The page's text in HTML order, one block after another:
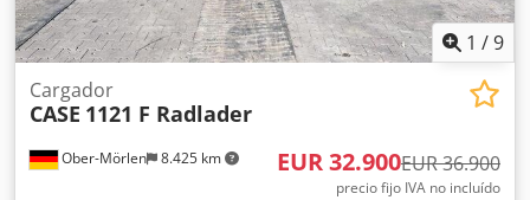
1 /9
Ober-Mörlen 8.425 km
Cargador
CASE 1121 F Radlader
EUR 32.900EUR 36.900
precio fijo IVA no incluído